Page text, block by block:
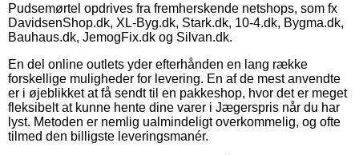
Pudsemørtel opdrives fra fremherskende netshops, som fx
DavidsenShop.dk, XL-Byg.dk, Stark.dk, 10-4.dk, Bygma.dk,
Bauhaus.dk, JemogFix.dk og Silvan.dk.
En del online outlets yder efterhånden en lang række
forskellige muligheder for levering. En af de mest anvendte
er i øjeblikket at få sendt til en pakkeshop, hvor det er meget
fleksibelt at kunne hente dine varer i Jægerspris når du har
lyst. Metoden er nemlig ualmindeligt overkommelig, og ofte
tilmed den billigste leveringsmanér.